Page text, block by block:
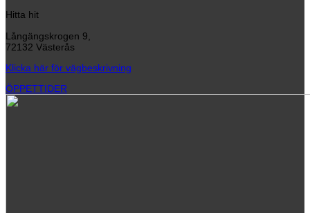
Hitta hit
Långängskrogen 9,
72132 Västerås
Klicka här för vägbeskrivning
ÖPPETTIDER